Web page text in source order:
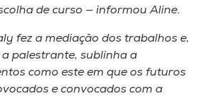
de curso — informou Aline.
fez a mediação dos trabalhos e,
palestrante, sublinha a
como este em que os futuros
e convocados com a